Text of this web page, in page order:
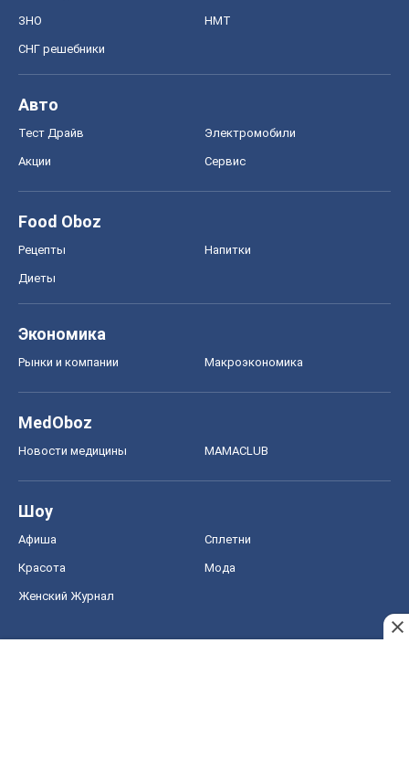
ЗНО НМТ
СНГ решебники
Авто
Тест Драйв Электромобили
Акции Сервис
Food Oboz
Рецепты Напитки
Диеты
Экономика
Рынки и компании Mакроэкономика
MedOboz
Новости медицины MAMACLUB
Шоу
Афиша Сплетни
Красота Мода
Женский Журнал